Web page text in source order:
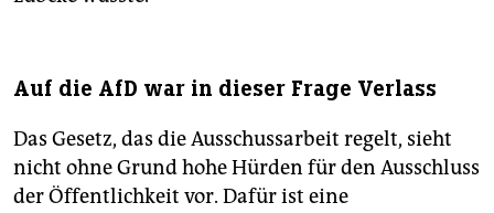
Auf die AfD war in dieser Frage Verlass
Das Gesetz, das die Ausschussarbeit regelt, sieht
nicht ohne Grund hohe Hürden für den Ausschluss
der Öffentlichkeit vor. Dafür ist eine